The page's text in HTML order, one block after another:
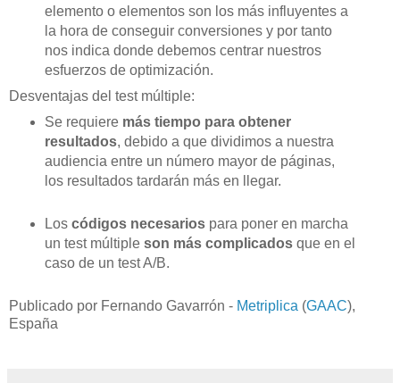
elemento o elementos son los más influyentes a
la hora de conseguir conversiones y por tanto
nos indica donde debemos centrar nuestros
esfuerzos de optimización.
Desventajas del test múltiple:
Se requiere más tiempo para obtener
resultados, debido a que dividimos a nuestra
audiencia entre un número mayor de páginas,
los resultados tardarán más en llegar.
Los códigos necesariospara poner en marcha
un test múltiple son más complicadosque en el
caso de un test A/B.
Publicado por Fernando Gavarrón - Metriplica (GAAC),
España